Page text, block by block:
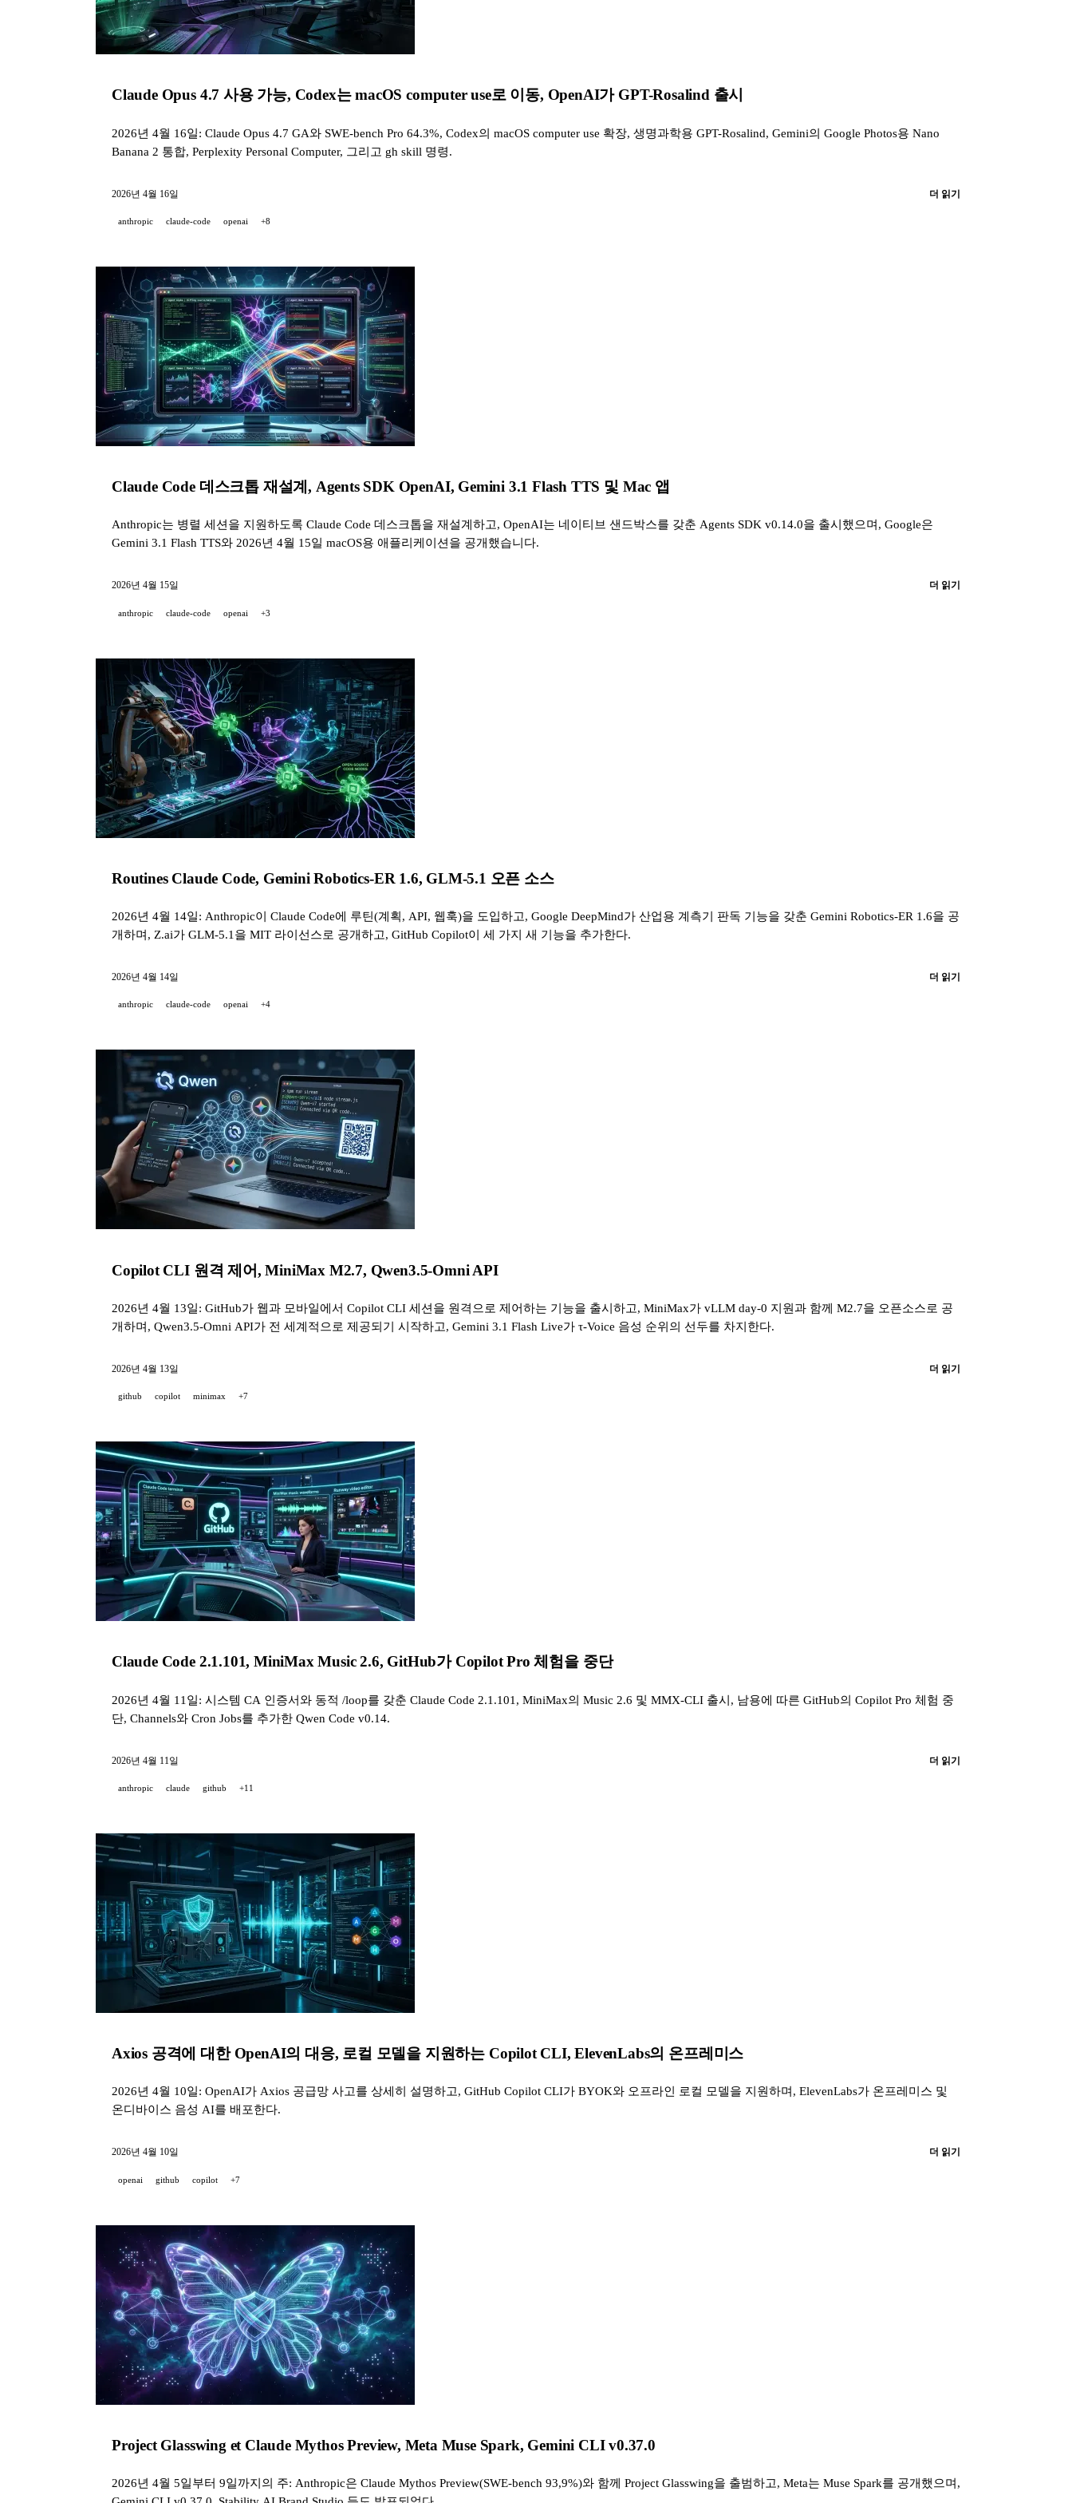
Claude Opus 4.7 사용 가능, Codex는 macOS computer use로 이동, OpenAI가 GPT-Rosalind 출시
2026년 4월 16일: Claude Opus 4.7 GA와 SWE-bench Pro 64.3%, Codex의 macOS computer use 확장, 생명과학용 GPT-Rosalind, Gemini의 Google Photos용 Nano
Banana 2 통합, Perplexity Personal Computer, 그리고 gh skill 명령.
2026년 4월 16일 더 읽기
anthropic claude-code openai +8
Claude Code 데스크톱 재설계, Agents SDK OpenAI, Gemini 3.1 Flash TTS 및 Mac 앱
Anthropic는 병렬 세션을 지원하도록 Claude Code 데스크톱을 재설계하고, OpenAI는 네이티브 샌드박스를 갖춘 Agents SDK v0.14.0을 출시했으며, Google은
Gemini 3.1 Flash TTS와 2026년 4월 15일 macOS용 애플리케이션을 공개했습니다.
2026년 4월 15일 더 읽기
anthropic claude-code openai +3
Routines Claude Code, Gemini Robotics-ER 1.6, GLM-5.1 오픈 소스
2026년 4월 14일: Anthropic이 Claude Code에 루틴(계획, API, 웹훅)을 도입하고, Google DeepMind가 산업용 계측기 판독 기능을 갖춘 Gemini Robotics-ER 1.6을 공
개하며, Z.ai가 GLM-5.1을 MIT 라이선스로 공개하고, GitHub Copilot이 세 가지 새 기능을 추가한다.
2026년 4월 14일 더 읽기
anthropic claude-code openai +4
Copilot CLI 원격 제어, MiniMax M2.7, Qwen3.5-Omni API
2026년 4월 13일: GitHub가 웹과 모바일에서 Copilot CLI 세션을 원격으로 제어하는 기능을 출시하고, MiniMax가 vLLM day-0 지원과 함께 M2.7을 오픈소스로 공
개하며, Qwen3.5-Omni API가 전 세계적으로 제공되기 시작하고, Gemini 3.1 Flash Live가 τ-Voice 음성 순위의 선두를 차지한다.
2026년 4월 13일 더 읽기
github copilot minimax +7
Claude Code 2.1.101, MiniMax Music 2.6, GitHub가 Copilot Pro 체험을 중단
2026년 4월 11일: 시스템 CA 인증서와 동적 /loop를 갖춘 Claude Code 2.1.101, MiniMax의 Music 2.6 및 MMX-CLI 출시, 남용에 따른 GitHub의 Copilot Pro 체험 중
단, Channels와 Cron Jobs를 추가한 Qwen Code v0.14.
2026년 4월 11일 더 읽기
anthropic claude github +11
Axios 공격에 대한 OpenAI의 대응, 로컬 모델을 지원하는 Copilot CLI, ElevenLabs의 온프레미스
2026년 4월 10일: OpenAI가 Axios 공급망 사고를 상세히 설명하고, GitHub Copilot CLI가 BYOK와 오프라인 로컬 모델을 지원하며, ElevenLabs가 온프레미스 및
온디바이스 음성 AI를 배포한다.
2026년 4월 10일 더 읽기
openai github copilot +7
Project Glasswing et Claude Mythos Preview, Meta Muse Spark, Gemini CLI v0.37.0
2026년 4월 5일부터 9일까지의 주: Anthropic은 Claude Mythos Preview(SWE-bench 93,9%)와 함께 Project Glasswing을 출범하고, Meta는 Muse Spark를 공개했으며,